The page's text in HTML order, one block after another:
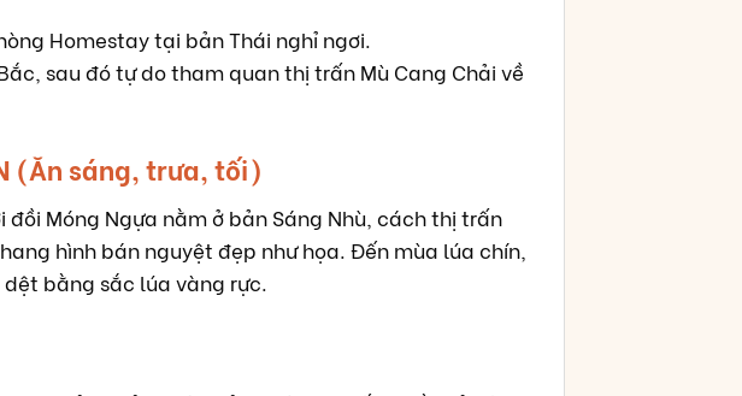
Homestay tại bản Thái nghỉ ngơi.
sau đó tự do tham quan thị trấn Mù Cang Chải về
(Ăn sáng, trưa, tối)
Móng Ngựa nằm ở bản Sáng Nhù, cách thị trấn
hình bán nguyệt đẹp như họa. Đến mùa lúa chín,
bằng sắc lúa vàng rực.